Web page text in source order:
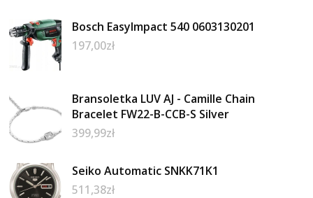
Bosch EasyImpact 540 0603130201
197,00zł
Bransoletka LUV AJ - Camille Chain
Bracelet FW22-B-CCB-S Silver
399,99zł
Seiko Automatic SNKK71K1
511,38zł